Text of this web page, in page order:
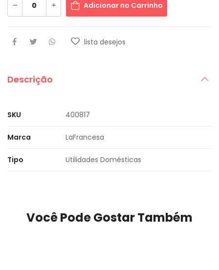
Adicionar no Carrinho
lista desejos
Descrição
SKU 400817
Marca LaFrancesa
Tipo Utilidades Domésticas
Você Pode Gostar Também